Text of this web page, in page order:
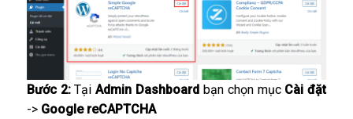
Bước 2:TạiAdmin Dashboard bạn chọn mục Cài đặt
-> Google reCAPTCHA